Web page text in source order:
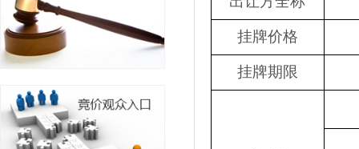
挂牌价格
挂牌期限